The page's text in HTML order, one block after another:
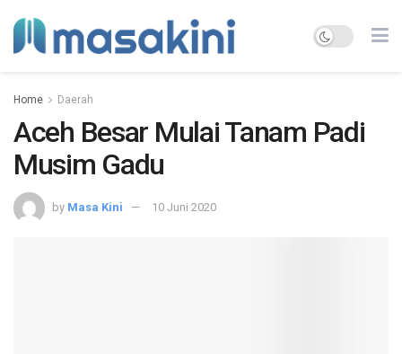
Home Daerah
Aceh Besar Mulai Tanam Padi
Musim Gadu
by Masa Kini 10 Juni 2020